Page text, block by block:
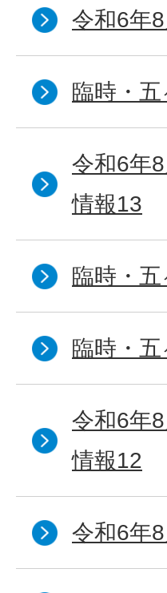
令和6年
臨時・
令和6年
情報13
臨時・
臨時・
令和6年
情報12
令和6年